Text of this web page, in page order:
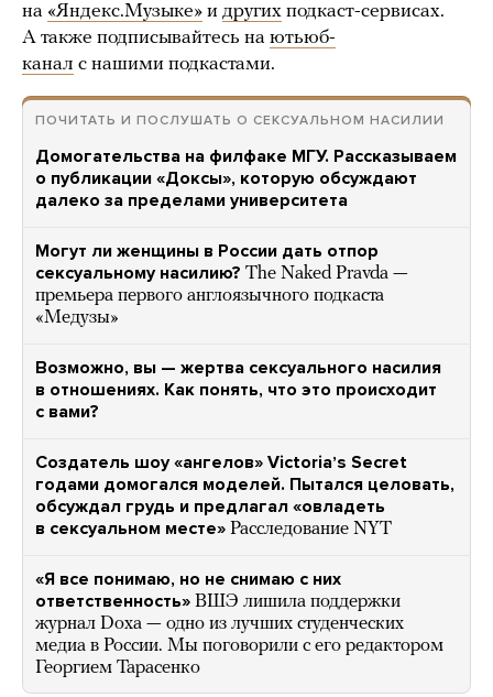
на «Яндекс.Музыке» и других подкаст-сервисах.
А также подписывайтесь на ютьюб-
канал с нашими подкастами.
ПОЧИТАТЬ И ПОСЛУШАТЬ О СЕКСУАЛЬНОМ НАСИЛИИ
Домогательства на филфаке МГУ. Рассказываем
о публикации «Доксы», которую обсуждают
далеко за пределами университета
Могут ли женщины в России дать отпор
сексуальному насилию? The Naked Pravda —
премьера первого англоязычного подкаста
«Медузы»
Возможно, вы — жертва сексуального насилия
в отношениях. Как понять, что это происходит
с вами?
Создатель шоу «ангелов» Victoriaʼs Secret
годами домогался моделей. Пытался целовать,
обсуждал грудь и предлагал «овладеть
в сексуальном месте» Расследование NYT
«Я все понимаю, но не снимаю с них
ответственность» ВШЭ лишила поддержки
журнал Doxa — одно из лучших студенческих
медиа в России. Мы поговорили с его редактором
Георгием Тарасенко